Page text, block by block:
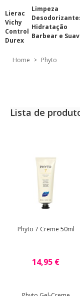
Lierac
Vichy
Control
Durex
Limpeza
Hidratação
Barbear e
Home > Phyto
Lista de
Phyto 7 Creme 50ml
14,95 €